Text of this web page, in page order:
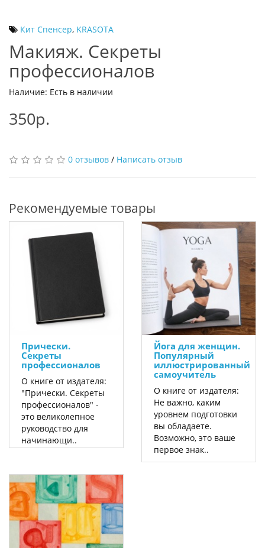
Кит Спенсер, KRASOTA
Макияж. Секреты
профессионалов
Наличие: Есть в наличии
350р.
0 отзывов / Написать отзыв
Рекомендуемые товары
Прически.
Секреты
профессионалов
О книге от издателя:
"Прически. Секреты
профессионалов" -
это великолепное
руководство для
начинающи..
Йога для женщин.
Популярный
иллюстрированный
самоучитель
О книге от издателя:
Не важно, каким
уровнем подготовки
вы обладаете.
Возможно, это ваше
первое знак..